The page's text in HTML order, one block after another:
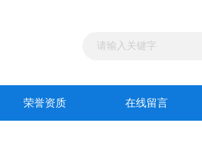
荣誉资质 在线留言